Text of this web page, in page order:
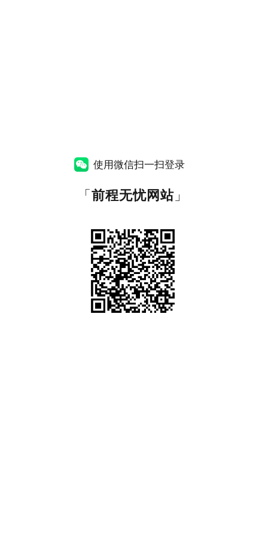
使用微信扫一扫登录
「前程无忧网站」